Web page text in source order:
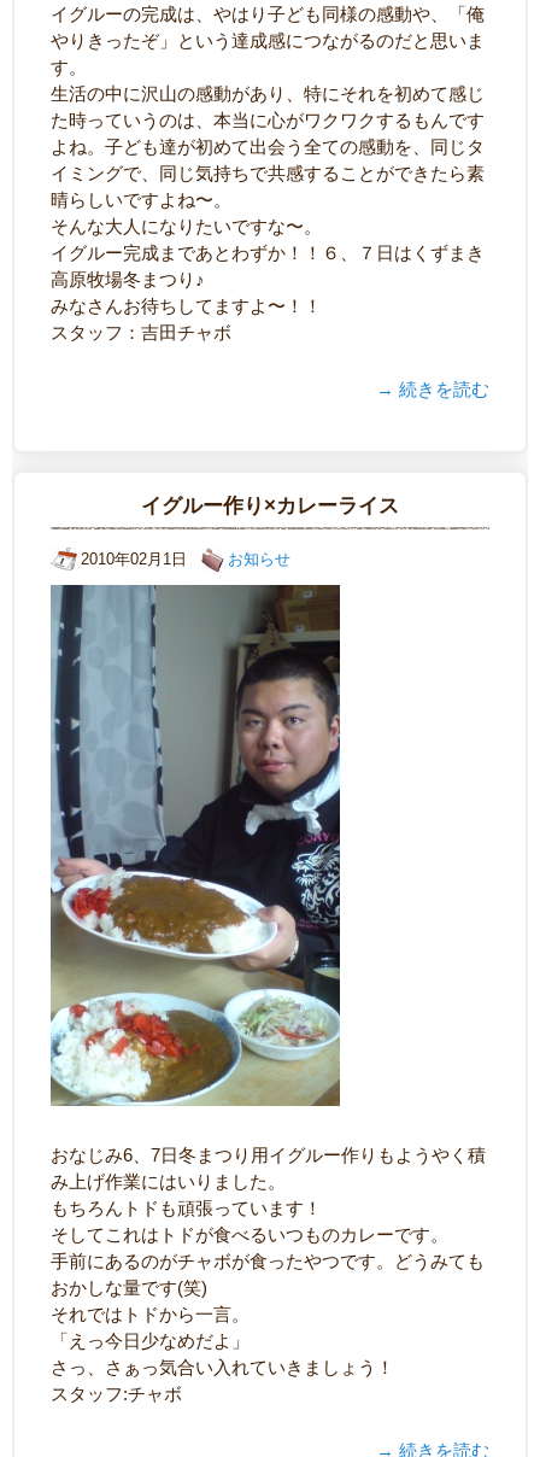
イグルーの完成は、やはり子ども同様の感動や、「俺
やりきったぞ」という達成感につながるのだと思いま
す。
生活の中に沢山の感動があり、特にそれを初めて感じ
た時っていうのは、本当に心がワクワクするもんです
よね。子ども達が初めて出会う全ての感動を、同じタ
イミングで、同じ気持ちで共感することができたら素
晴らしいですよね〜。
そんな大人になりたいですな〜。
イグルー完成まであとわずか！！６、７日はくずまき
高原牧場冬まつり♪
みなさんお待ちしてますよ〜！！
スタッフ：吉田チャボ
→ 続きを読む
イグルー作り×カレーライス
2010年02月1日 お知らせ
おなじみ6、7日冬まつり用イグルー作りもようやく積
み上げ作業にはいりました。
もちろんトドも頑張っています！
そしてこれはトドが食べるいつものカレーです。
手前にあるのがチャボが食ったやつです。どうみても
おかしな量です(笑)
それではトドから一言。
「えっ今日少なめだよ」
さっ、さぁっ気合い入れていきましょう！
スタッフ:チャボ
→ 続きを読む